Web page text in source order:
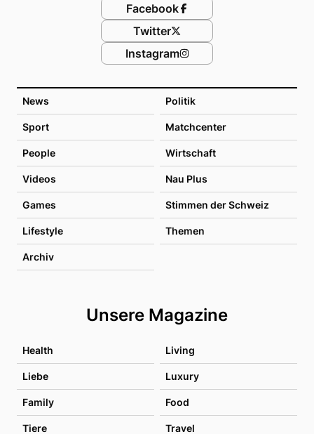
News Politik
Sport Matchcenter
People Wirtschaft
Videos Nau Plus
Games Stimmen der Schweiz
Lifestyle Themen
Archiv
Unsere Magazine
Health Living
Liebe Luxury
Family Food
Tiere Travel
Facebook
Twitter
Instagram